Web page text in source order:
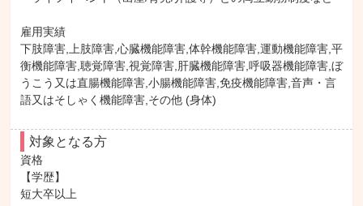
雇用実績
下肢障害,上肢障害,心臓機能障害,体幹機能障害,運動機能障害,平
衡機能障害,聴覚障害,視覚障害,肝臓機能障害,呼吸器機能障害,ぼ
うこう又は直腸機能障害,小腸機能障害,免疫機能障害,音声・言
語又はそしゃく機能障害,その他 (身体)
対象となる方
資格
【学歴】
短大卒以上